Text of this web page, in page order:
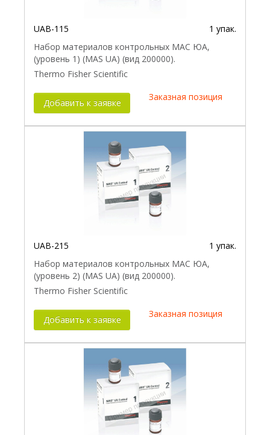
UAB-115
1 упак.
Набор материалов контрольных МАС ЮА,
(уровень 1) (MAS UA) (вид 200000).
Thermo Fisher Scientific
Добавить к заявке
Заказная позиция
UAB-215
1 упак.
Набор материалов контрольных МАС ЮА,
(уровень 2) (MAS UA) (вид 200000).
Thermo Fisher Scientific
Добавить к заявке
Заказная позиция